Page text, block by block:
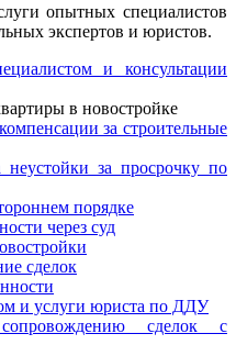
опытных специалистов
экспертов и юристов.
и консультации
в новостройке
за строительные
за просрочку по
порядке
через суд
сделок
и услуги юриста по ДДУ
сделок с